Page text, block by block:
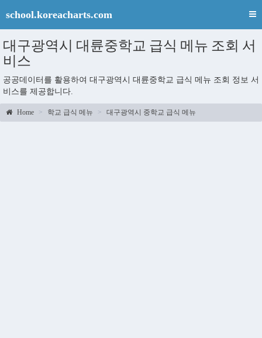
school.koreacharts.com
대구광역시 대륜중학교 급식 메뉴 조회 서
비스
공공데이터를 활용하여 대구광역시 대륜중학교 급식 메뉴 조회 정보 서
비스를 제공합니다.
Home 학교 급식 메뉴 대구광역시 중학교 급식 메뉴